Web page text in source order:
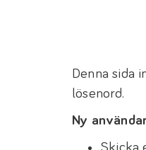
Denna sida
lösenord.
Ny
Skicka